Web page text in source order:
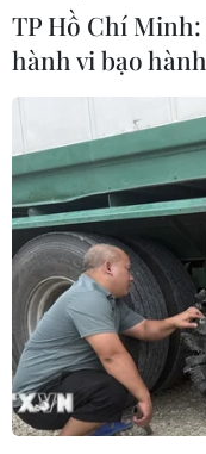
TIN LIÊN
TP Hồ Chí Minh:
hành vi bạo